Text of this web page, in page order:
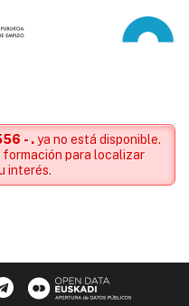
- .ya no está disponible.
formación para localizar
interés.